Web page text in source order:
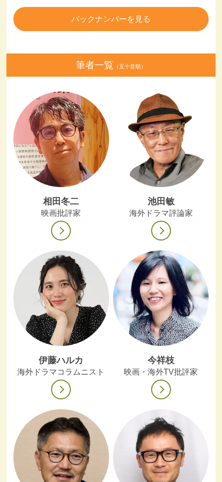
バックナンバーを見る
筆者一覧 （五十音順）
相田冬二
映画批評家
池田敏
海外ドラマ評論家
伊藤ハルカ
海外ドラマコラムニスト
今祥枝
映画・海外TV批評家